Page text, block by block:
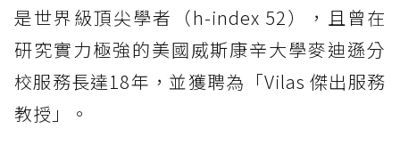
是世界級頂尖學者（h-index 52），且曾在
研究實力極強的美國威斯康辛大學麥迪遜分
校服務長達18年，並獲聘為「Vilas 傑出服務
教授」。